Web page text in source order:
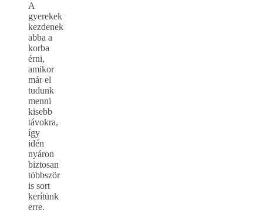
A
gyerekek
kezdenek
abba a
korba
érni,
amikor
már el
tudunk
menni
kisebb
távokra,
így
idén
nyáron
biztosan
többször
is sort
kerítünk
erre.